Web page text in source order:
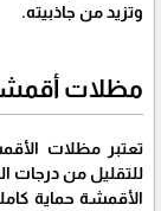
وتزيد من جاذبيته.
مظلات
تعتبر مظلات
للتقليل من درجات
الأقمشة حماية